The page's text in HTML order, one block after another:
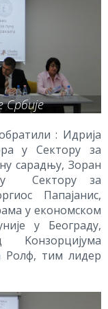
: Идрија
у Сектору за
сарадњу, Зоран
у Сектору за
Папајанис,
у економском
у Београду,
Kонзорцијума
Ролф, тим лидер